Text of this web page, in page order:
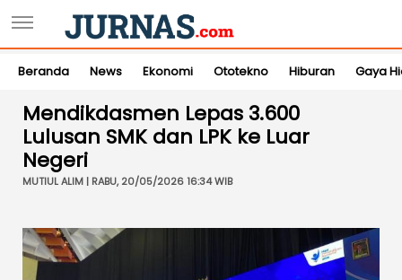
Beranda News Ekonomi Ototekno Hiburan Gaya
Mendikdasmen Lepas 3.600
Lulusan SMK dan LPK ke Luar
Negeri
MUTIUL ALIM | RABU, 20/05/2026 16:34 WIB